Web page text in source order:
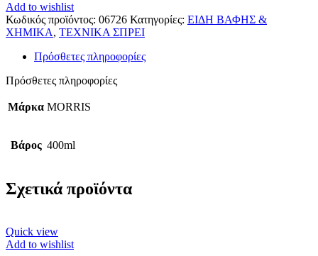
Add to wishlist
Κωδικός προϊόντος: 06726 Κατηγορίες: ΕΙΔΗ ΒΑΦΗΣ &
ΧΗΜΙΚΑ, ΤΕΧΝΙΚΑ ΣΠΡΕΙ
Πρόσθετες πληροφορίες
Πρόσθετες πληροφορίες
Μάρκα MORRIS
Βάρος 400ml
Σχετικά προϊόντα
Quick view
Add to wishlist